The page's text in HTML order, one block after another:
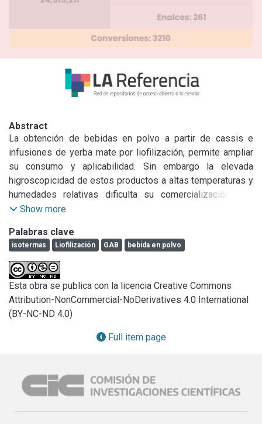
Abstract
La obtención de bebidas en polvo a partir de cassis e
infusiones de yerba mate por liofilización, permite ampliar
su consumo y aplicabilidad. Sin embargo la elevada
higroscopicidad de estos productos a altas temperaturas y
humedades relativas dificulta su comercialización. Las
propiedades de sorción son de gran importancia para
aceptabilidad de productos deshidratados. En este trabajo
se compararon las isotermas de adsorción a 10°C, 20°C y
40°C para un rango de actividad acuosa (aw) entre 0.11 y
0.54 de una bebida en polvo a base de yerba mate y cassis
con maltodextrina DE10 como coadyuvante de la
liofilización mediante el método gravimétrico estático. Las
isotermas obtenidas presentaron una forma sigmoidal
característica del tipo II. Se observó un aumento de la
incremento de la temperatura disminuyó Wc, mostrando un
descenso en la higroscopicidad del polvo. Los datos
Show more
Palabras clave
isotermas Liofilización GAB bebida en polvo
Esta obra se publica con la licencia Creative Commons
Attribution-NonCommercial-NoDerivatives 4.0 International
(BY-NC-ND 4.0)
Full item page